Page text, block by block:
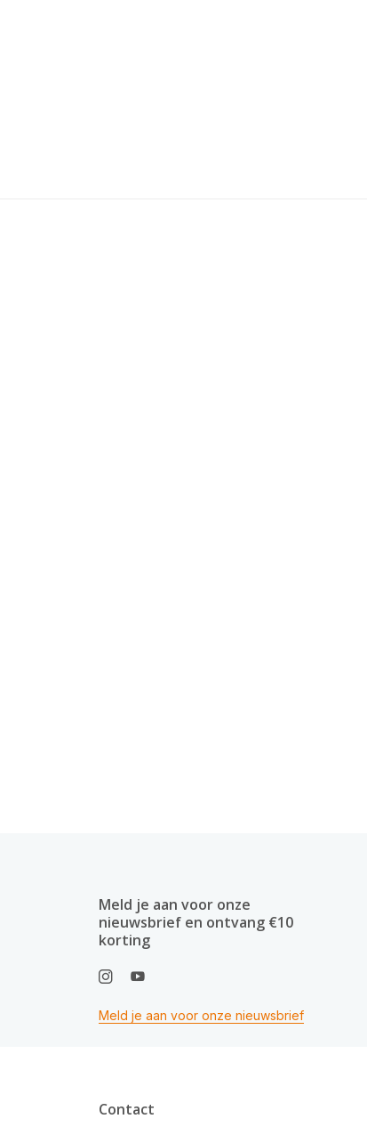
Meld je aan voor onze
nieuwsbrief en ontvang €10
korting
Meld je aan voor onze nieuwsbrief
Contact